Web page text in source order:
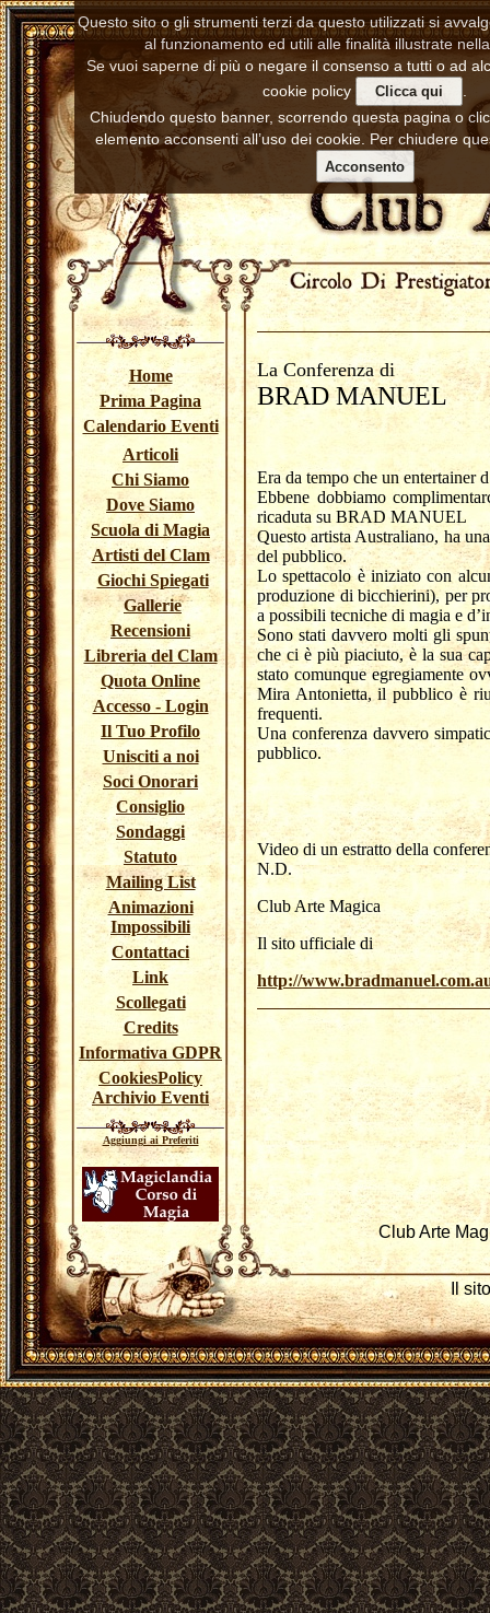
Home
Prima Pagina
Calendario Eventi
Articoli
Chi Siamo
Dove Siamo
Scuola di Magia
Artisti del Clam
Giochi Spiegati
Gallerie
Recensioni
Libreria del Clam
Quota Online
Accesso - Login
Il Tuo Profilo
Unisciti a noi
Soci Onorari
Consiglio
Sondaggi
Statuto
Mailing List
Animazioni
Impossibili
Contattaci
Link
Scollegati
Credits
Informativa GDPR
CookiesPolicy
Archivio Eventi
Aggiungi ai Preferiti
Questo sito o gli strumenti terzi da questo utilizzati si
al funzionamento ed utili alle finalità illustrate
Se vuoi saperne di più o negare il consenso a tutti o ad
cookie policy
Clicca qui
Chiudendo questo banner, scorrendo questa pagina o
elemento acconsenti all’uso dei cookie. Per chiudere
Acconsento
La Conferenza di
BRAD MANUEL
Era da tempo che un entertainer
Ebbene dobbiamo
ricaduta su BRAD MANUEL
Questo artista Australiano, ha
del pubblico.
Lo spettacolo è iniziato con
produzione di bicchierini), per
a possibili tecniche di magia e
Sono stati davvero molti gli
che ci è più piaciuto, è la sua
stato comunque egregiamente
Mira Antonietta, il pubblico è
frequenti.
Una conferenza davvero
pubblico.
Video di un estratto della
N.D.
Club Arte Magica
Il sito ufficiale di
http://
Club Arte
Il